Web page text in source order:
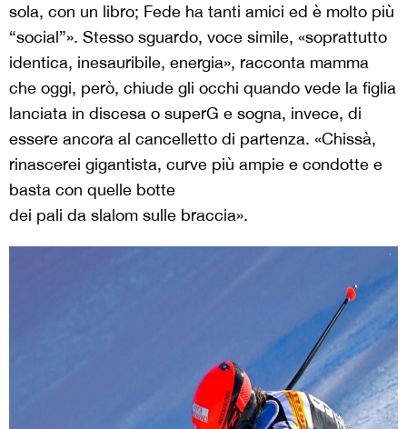
sola, con un libro; Fede ha tanti amici ed è molto più
“social”». Stesso sguardo, voce simile, «soprattutto
identica, inesauribile, energia», racconta mamma
che oggi, però, chiude gli occhi quando vede la figlia
lanciata in discesa o superG e sogna, invece, di
essere ancora al cancelletto di partenza. «Chissà,
rinascerei gigantista, curve più ampie e condotte e
basta con quelle botte
dei pali da slalom sulle braccia».